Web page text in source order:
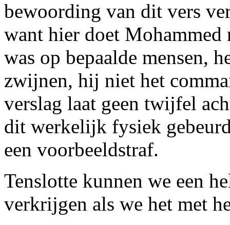
bewoording van dit vers
want hier doet
was op bepaalde mensen,
zwijnen, hij niet het
verslag laat geen twijfel
dit werkelijk fysiek
een voorbeeldstraf.
Tenslotte kunnen we een
verkrijgen als we het met